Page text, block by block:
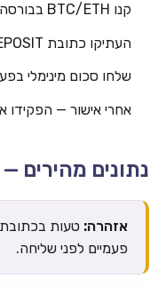
קנו BTC/ETH בבורסה מורשית
העתיקו כתובת DEPOSIT מהקזינו — בדקו פעמיים
שלחו סכום מינימלי
אחרי אישור —
נתונים מהירים
אזהרה:
פעמיים לפני שליחה.